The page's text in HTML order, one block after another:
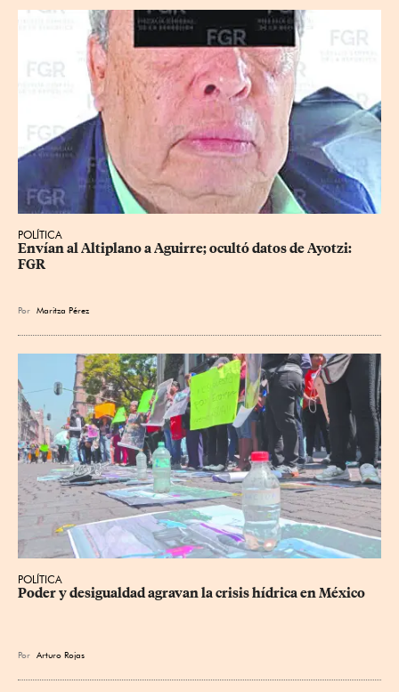
POLÍTICA
Envían al Altiplano a Aguirre; ocultó datos de Ayotzi:
FGR
Por Maritza Pérez
POLÍTICA
Poder y desigualdad agravan la crisis hídrica en México
Por Arturo Rojas